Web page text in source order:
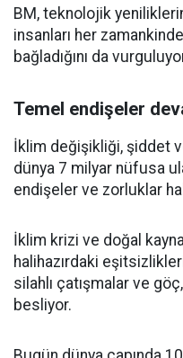
BM, teknolojik yeniliklerin
insanları her
bağladığını da
Temel endişeler
İklim değişikliği, şiddet
dünya 7 milyar nüfusa
endişeler ve zorluklar
İklim krizi ve doğal
halihazırdaki eşitsizlikleri
silahlı çatışmalar ve
besliyor.